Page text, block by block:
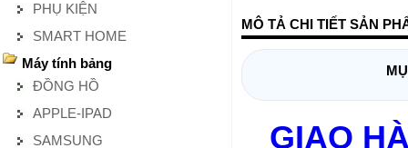
PHỤ KIỆN
SMART HOME
Máy tính bảng
ĐỒNG HỒ
APPLE-IPAD
SAMSUNG
MÔ TẢ CHI TIẾT SẢN
GIAO